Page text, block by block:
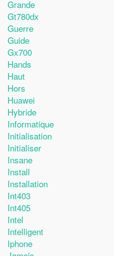
Grande
Gt780dx
Guerre
Guide
Gx700
Hands
Haut
Hors
Huawei
Hybride
Informatique
Initialisation
Initialiser
Insane
Install
Installation
Int403
Int405
Intel
Intelligent
Iphone